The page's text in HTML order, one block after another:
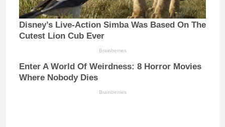
Disney’s Live-Action Simba Was Based On The
Cutest Lion Cub Ever
Brainberries
Enter A World Of Weirdness: 8 Horror Movies
Where Nobody Dies
Brainberries